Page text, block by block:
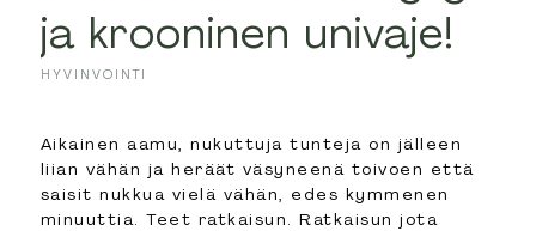
ja krooninen univaje!
HYVINVOINTI
Aikainen aamu, nukuttuja tunteja on jälleen
liian vähän ja heräät väsyneenä toivoen että
saisit nukkua vielä vähän, edes kymmenen
minuuttia. Teet ratkaisun. Ratkaisun jota